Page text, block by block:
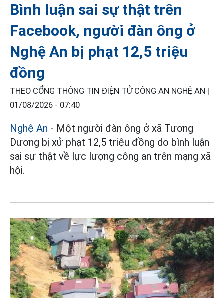
Bình luận sai sự thật trên
Facebook, người đàn ông ở
Nghệ An bị phạt 12,5 triệu
đồng
THEO CỔNG THÔNG TIN ĐIỆN TỬ CÔNG AN NGHỆ AN |
01/08/2026 - 07:40
Nghệ An - Một người đàn ông ở xã Tương
Dương bị xử phạt 12,5 triệu đồng do bình luận
sai sự thật về lực lượng công an trên mạng xã
hội.